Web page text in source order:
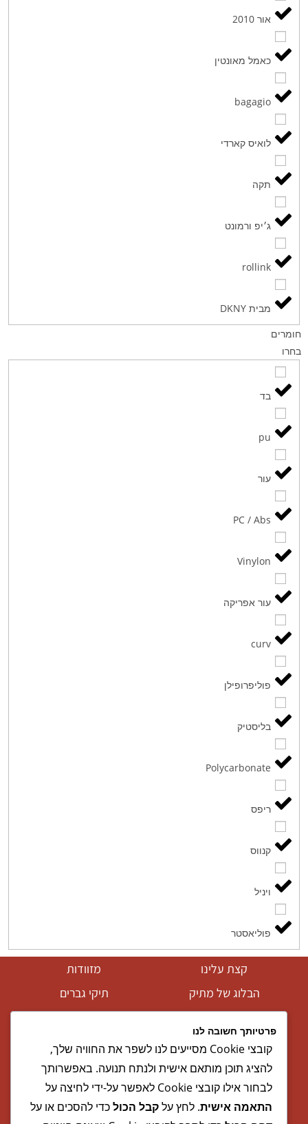
אור 2010
כאמל מאונטין
bagagio
לואיס קארדי
תקה
ג׳יפ ורמונט
rollink
מבית DKNY
חומרים
בחרו
בד
pu
עור
PC / Abs
Vinylon
עור אפריקה
curv
פוליפרופילן
בליסטיק
Polycarbonate
ריפס
קנווס
ויניל
פוליאסטר
קצת עלינו
הבלוג של מתיק
אחריות
אחריות, החזרות והחלפות
שירות לקוחות
תקנון אתר
הצהרת נגישות
מזוודות
תיקי גברים
תיקי נשים
ארנקים
מותגים
מבצעים
פרטיותך חשובה לנו
קובצי Cookie מסייעים לנו לשפר את החוויה שלך,
להציג תוכן מותאם אישית ולנתח תנועה. באפשרותך
לבחור אילו קובצי Cookie לאפשר על-ידי לחיצה על
התאמה אישית. לחץ עלקבל הכולכדי להסכים או על